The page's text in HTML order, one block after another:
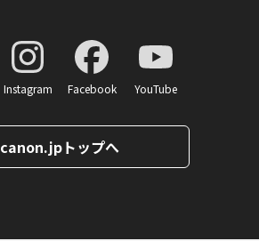
Instagram Facebook YouTube
canon.jpトップへ